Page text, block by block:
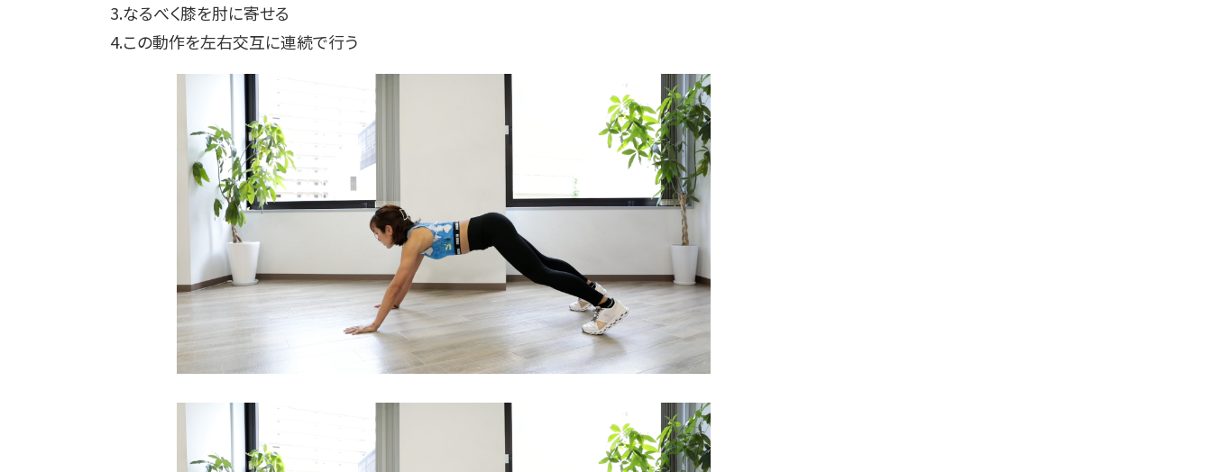
3.なるべく膝を肘に寄せる
4.この動作を左右交互に連続で行う